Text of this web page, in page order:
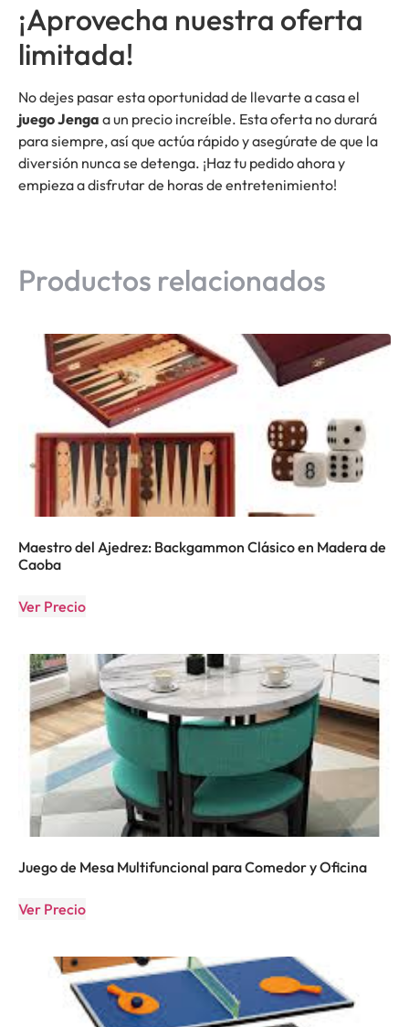
¡Aprovecha nuestra oferta
limitada!
No dejes pasar esta oportunidad de llevarte a casa el
juego Jenga a un precio increíble. Esta oferta no durará
para siempre, así que actúa rápido y asegúrate de que la
diversión nunca se detenga. ¡Haz tu pedido ahora y
empieza a disfrutar de horas de entretenimiento!
Productos relacionados
Maestro del Ajedrez: Backgammon Clásico en Madera de
Caoba
Ver Precio
Juego de Mesa Multifuncional para Comedor y Oficina
Ver Precio